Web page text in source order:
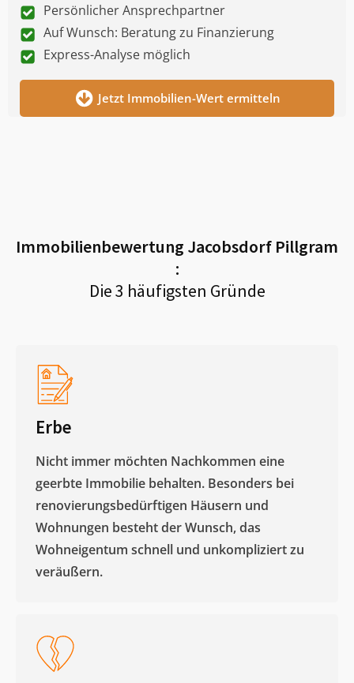
Persönlicher Ansprechpartner
Auf Wunsch: Beratung zu Finanzierung
Express-Analyse möglich
Jetzt Immobilien-Wert ermitteln
Immobilienbewertung Jacobsdorf Pillgram
:
Die 3 häufigsten Gründe
Erbe
Nicht immer möchten Nachkommen eine
geerbte Immobilie behalten. Besonders bei
renovierungsbedürftigen Häusern und
Wohnungen besteht der Wunsch, das
Wohneigentum schnell und unkompliziert zu
veräußern. ​